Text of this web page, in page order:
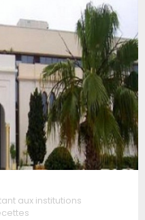
aux institutions